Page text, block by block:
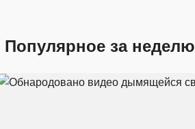
Популярное за неделю